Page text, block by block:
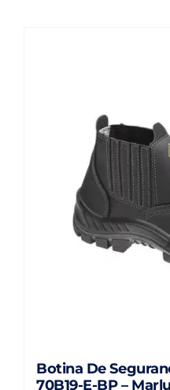
podem
ser
escolhidas
página
do
Botina De
70B19-E-BP –